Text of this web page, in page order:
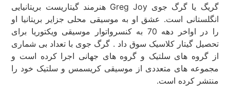
گریگ یا گرگ جوی Greg Joy هنرمند گیتاریست بریتانیایی
انگلستانی است. عشق او به موسیقی محلی جزایر بریتانیا او
را در اواخر دهه 70 به کنسرواتوار موسیقی ویکتوریا برای
تحصیل گیتار کلاسیک سوق داد . گرگ جوی با تعداد بی شماری
از گروه های سلتیک و گروه های جهانی اجرا کرده است و
مجموعه های متعددی از موسیقی کریسمس و سلتیک خود را
منتشر کرده است.